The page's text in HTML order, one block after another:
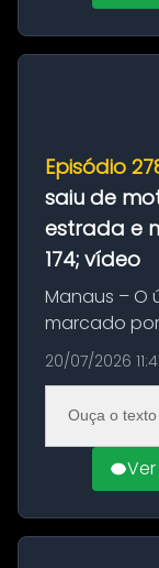
Episódio
saiu de
estrada e
174; vídeo
Manaus – O
marcado
resultou na
BR-174, na
com
20/07/2026
Ouça o texto